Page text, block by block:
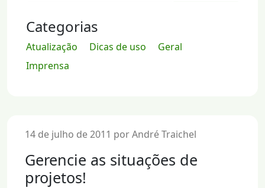
Categorias
Atualização Dicas de uso
Geral
Imprensa
14 de julho de 2011 por André Traichel
Gerencie as situações de
projetos!